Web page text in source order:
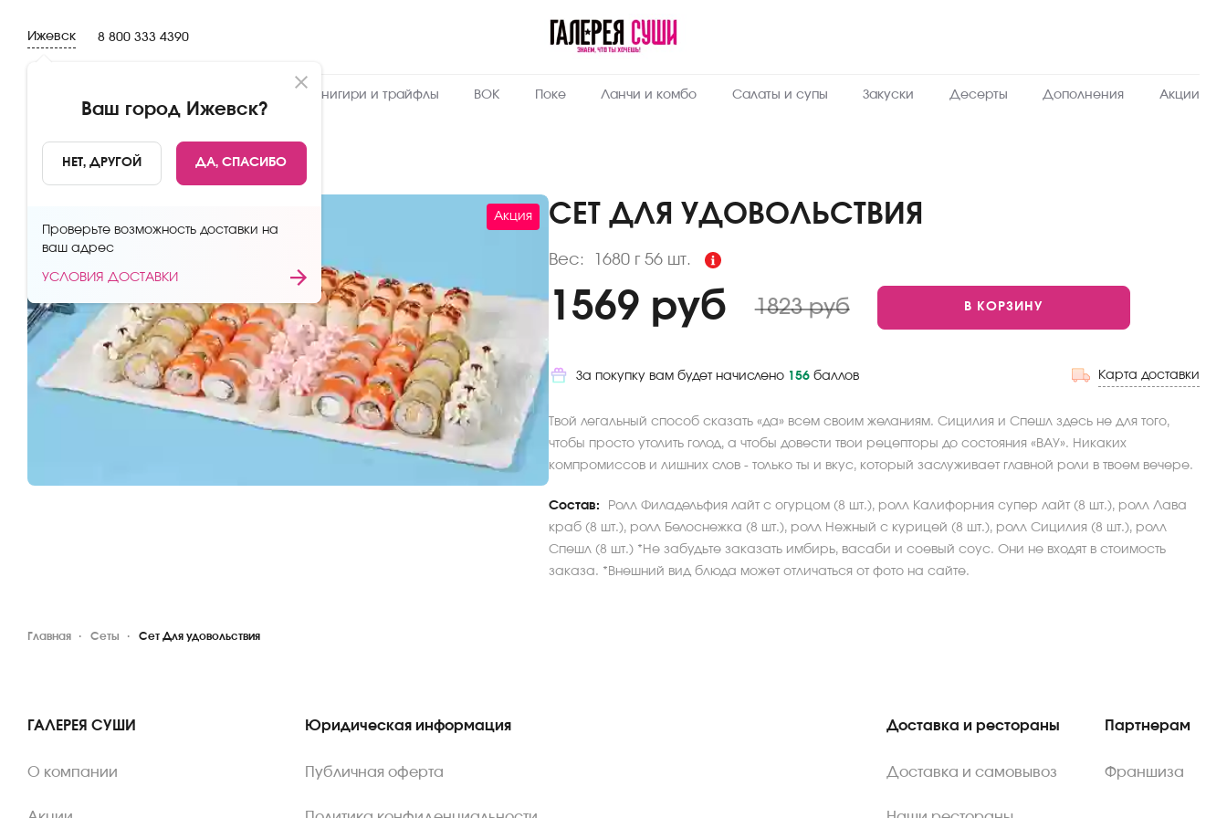
Ижевск
Ваш город Ижевск?
НЕТ, ДРУГОЙ ДА, СПАСИБО
Проверьте возможность доставки на
ваш адрес
УСЛОВИЯ ДОСТАВКИ
8 800 333 4390
Онигири и трайфлы ВОК Поке Ланчи и комбо Салаты и супы Закуски Десерты Дополнения Акции
НАЗАД
Акция СЕТ ДЛЯ УДОВОЛЬСТВИЯ
Вес: 1680 г56 шт.
Пищевая
1680
Вес, г
233.6
Ккал
1569 руб 1823 руб В КОРЗИНУ
За покупку вам будет начислено 156 баллов Карта доставки
Твой легальный способ сказать «да» всем своим желаниям. Сицилия и Спешл здесь не для того,
чтобы просто утолить голод, а чтобы довести твои рецепторы до состояния «ВАУ». Никаких
компромиссов и лишних слов - только ты и вкус, который заслуживает главной роли в твоем вечере.
Состав:
Ролл Филадельфия лайт с огурцом (8 шт.), ролл Калифорния супер лайт (8 шт.), ролл Лава
краб (8 шт.), ролл Белоснежка (8 шт.), ролл Нежный с курицей (8 шт.), ролл Сицилия (8 шт.), ролл
Спешл (8 шт.) *Не забудьте заказать имбирь, васаби и соевый соус. Они не входят в стоимость
заказа. *Внешний вид блюда может отличаться от фото на сайте.
Главная Сеты Сет Для удовольствия
ГАЛЕРЕЯ СУШИ
О компании
Юридическая информация
Публичная оферта
Доставка и рестораны
Доставка и самовывоз
Партнерам
Франшиза